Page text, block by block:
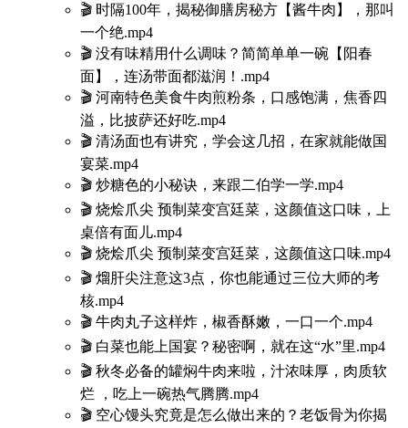
🎬 时隔100年，揭秘御膳房秘方【酱牛肉】，那叫
一个绝.mp4
🎬 没有味精用什么调味？简简单单一碗【阳春
面】，连汤带面都滋润！.mp4
🎬 河南特色美食牛肉煎粉条，口感饱满，焦香四
溢，比披萨还好吃.mp4
🎬 清汤面也有讲究，学会这几招，在家就能做国
宴菜.mp4
🎬 炒糖色的小秘诀，来跟二伯学一学.mp4
🎬 烧烩爪尖 预制菜变宫廷菜，这颜值这口味，上
桌倍有面儿.mp4
🎬 烧烩爪尖 预制菜变宫廷菜，这颜值这口味.mp4
🎬 熘肝尖注意这3点，你也能通过三位大师的考
核.mp4
🎬 牛肉丸子这样炸，椒香酥嫩，一口一个.mp4
🎬 白菜也能上国宴？秘密啊，就在这“水”里.mp4
🎬 秋冬必备的罐焖牛肉来啦，汁浓味厚，肉质软
烂 ，吃上一碗热气腾腾.mp4
🎬 空心馒头究竟是怎么做出来的？老饭骨为你揭